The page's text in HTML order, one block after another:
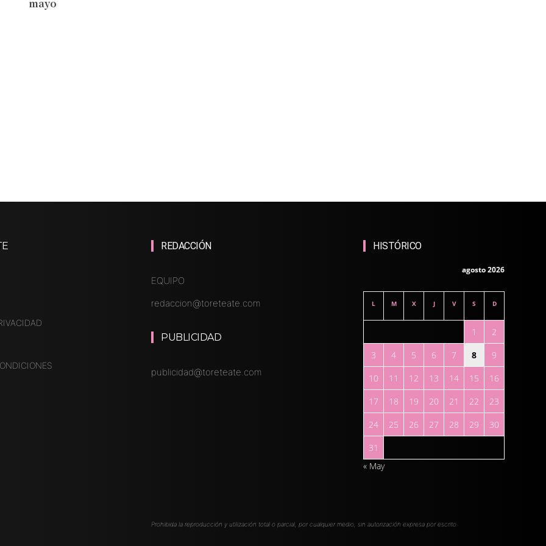
mayo
REDACCIÓN
EQUIPO
redaccion@toreteate.com
PUBLICIDAD
publicidad@toreteate.com
HISTÓRICO
agosto 2026
L M X J V S D
1
2
3
4 5 6 7 8
9
10
11 12 13 14 15
16
17
18 19 20 21 22
23
24
25 26 27 28 29
30
31
« May
Prohibida la reproducción y utilización total o parcial, por cualquier medio, sin autorización expresa por escrito.